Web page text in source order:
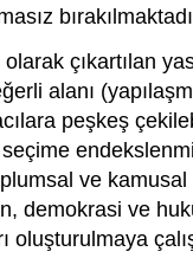
çıkartılan
alanı
peşkeş
ve
demokrasi ve
oluşturulmaya